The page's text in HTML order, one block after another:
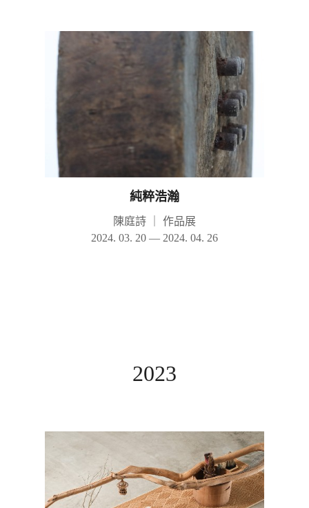
純粹浩瀚
陳庭詩
作品展
2024. 03. 20 — 2024. 04. 26
2023